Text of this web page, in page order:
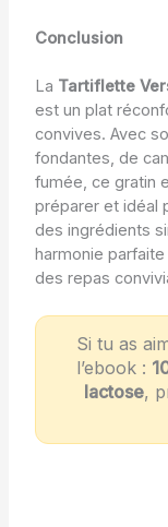
Conclusion
La Tartiflette
est un plat
convives. Avec
fondantes, de
fumée, ce gratin
préparer et idéal
des ingrédients
harmonie
des repas
Si tu as
l’ebook :
lactose,